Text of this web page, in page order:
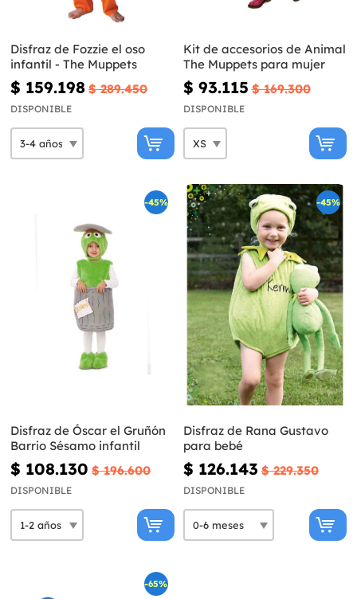
Disfraz de Fozzie el oso
infantil - The Muppets
$ 159.198 $ 289.450
DISPONIBLE
Kit de accesorios de Animal
The Muppets para mujer
$ 93.115 $ 169.300
DISPONIBLE
-45%
Disfraz de Óscar el Gruñón
Barrio Sésamo infantil
$ 108.130 $ 196.600
DISPONIBLE
-45%
Disfraz de Rana Gustavo
para bebé
$ 126.143 $ 229.350
DISPONIBLE
-65%